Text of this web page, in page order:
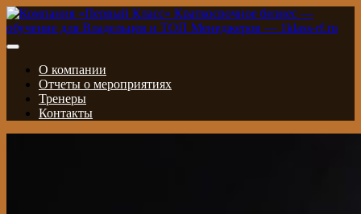
О компании
Отчеты о мероприятиях
Тренеры
Контакты